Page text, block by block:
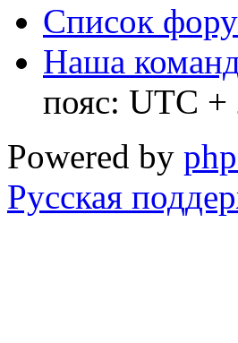
Список
Наша
пояс: UTC +
Powered by
Русская